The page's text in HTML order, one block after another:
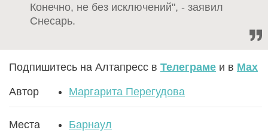
Конечно, не без исключений", - заявил
Снесарь.
Подпишитесь на Алтапресс в Телеграме и в Max
Автор Маргарита Перегудова
Места Барнаул